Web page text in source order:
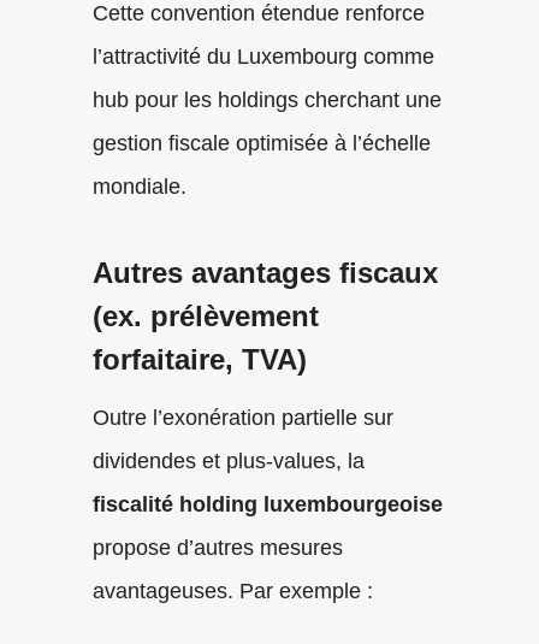
Cette convention étendue renforce
l’attractivité du Luxembourg comme
hub pour les holdings cherchant une
gestion fiscale optimisée à l’échelle
mondiale.
Autres avantages fiscaux
(ex. prélèvement
forfaitaire, TVA)
Outre l’exonération partielle sur
dividendes et plus-values, la
fiscalité holding luxembourgeoise
propose d’autres mesures
avantageuses. Par exemple :